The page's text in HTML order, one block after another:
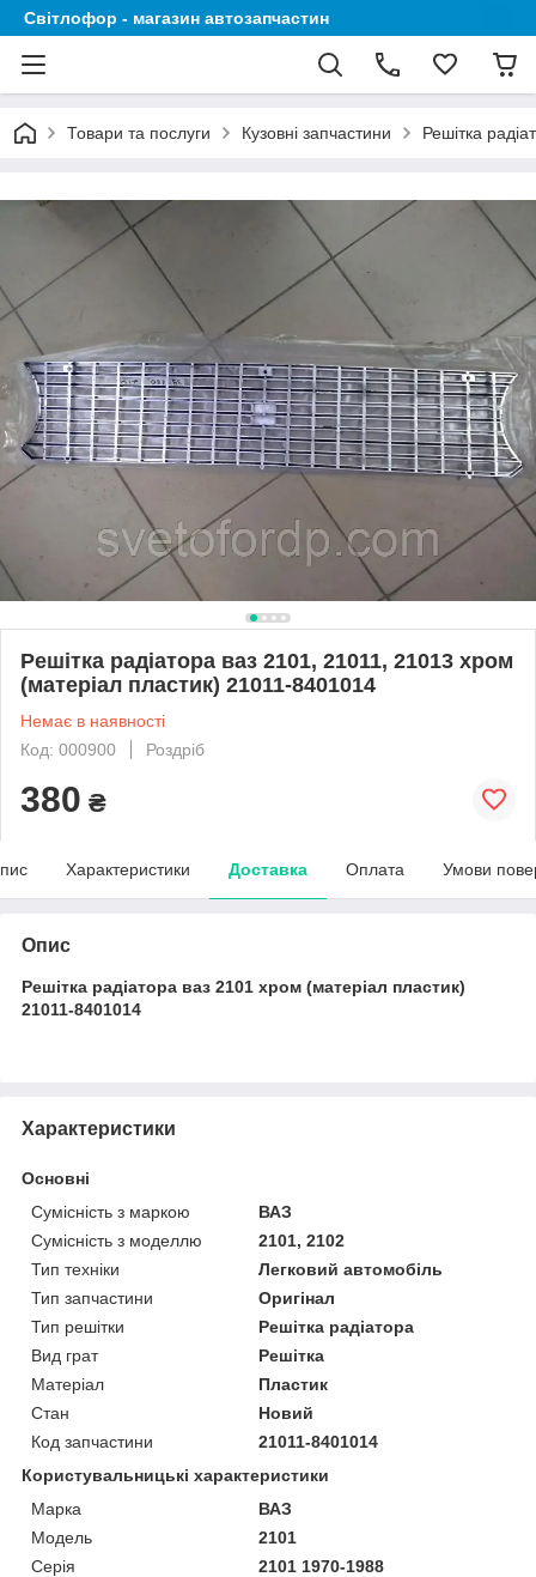
Світлофор - магазин автозапчастин
Товари та послуги Кузовні запчастини Решітка
Решітка радіатора ваз 2101, 21011, 21013 хром
(матеріал пластик) 21011-8401014
Немає в наявності
Код: 000900
Роздріб
380 ₴
Характеристики Доставка Оплата Умови
Опис
Решітка радіатора ваз 2101 хром (матеріал пластик)
21011-8401014
Характеристики
Основні
Сумісність з маркою
ВАЗ
Сумісність з моделлю
2101, 2102
Тип техніки
Легковий автомобіль
Тип запчастини
Оригінал
Тип решітки
Решітка радіатора
Вид грат
Решітка
Матеріал
Пластик
Стан
Новий
Код запчастини
21011-8401014
Користувальницькі характеристики
Марка
ВАЗ
Модель
2101
Серія
2101 1970-1988